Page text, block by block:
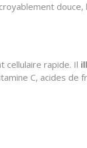
cellulaire rapide. Il
C, acides de